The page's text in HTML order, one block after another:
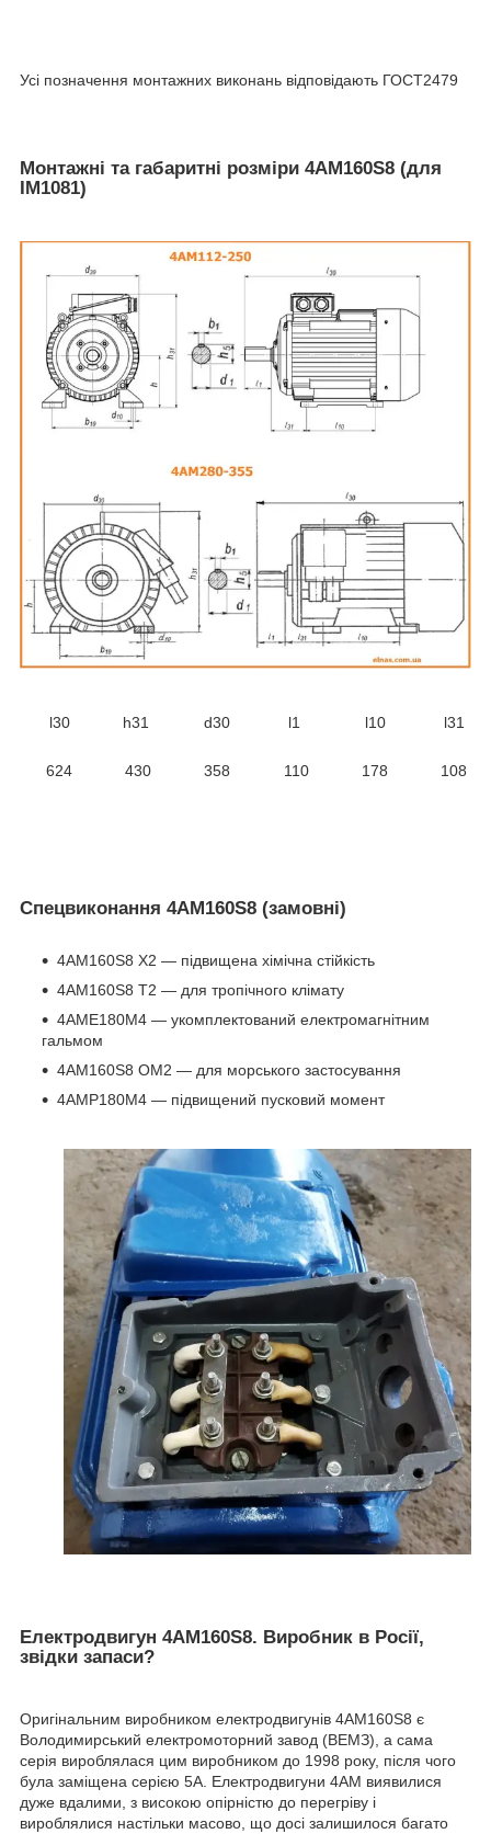
Усі позначення монтажних виконань відповідають ГОСТ2479
Монтажні та габаритні розміри 4АМ160S8 (для
IM1081)
l30 h31 d30 l1 l10 l31
624 430 358 110 178 108
Спецвиконання 4АМ160S8 (замовні)
4АМ160S8 Х2 ― підвищена хімічна стійкість
4АМ160S8 Т2 ― для тропічного клімату
4АМЕ180М4 ― укомплектований електромагнітним
гальмом
4АМ160S8 ОМ2 ― для морського застосування
4АМР180М4 ― підвищений пусковий момент
Електродвигун 4АМ160S8. Виробник в Росії,
звідки запаси?
Оригінальним виробником електродвигунів 4АМ160S8 є
Володимирський електромоторний завод (ВЕМЗ), а сама
серія вироблялася цим виробником до 1998 року, після чого
була заміщена серією 5А. Електродвигуни 4АМ виявилися
дуже вдалими, з високою опірністю до перегріву і
вироблялися настільки масово, що досі залишилося багато